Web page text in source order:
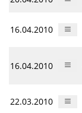
16.04.2010
16.04.2010
22.03.2010